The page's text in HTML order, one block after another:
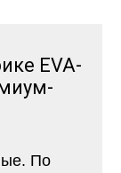
EVA-
По